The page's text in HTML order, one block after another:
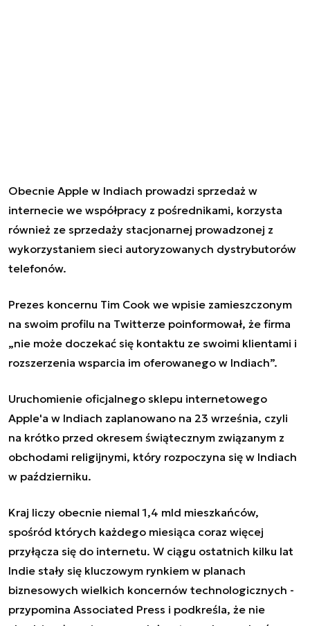
Obecnie Apple w Indiach prowadzi sprzedaż w
internecie we współpracy z pośrednikami, korzysta
również ze sprzedaży stacjonarnej prowadzonej z
wykorzystaniem sieci autoryzowanych dystrybutorów
telefonów.
Prezes koncernu Tim Cook we wpisie zamieszczonym
na swoim profilu na Twitterze poinformował, że firma
„nie może doczekać się kontaktu ze swoimi klientami i
rozszerzenia wsparcia im oferowanego w Indiach”.
Uruchomienie oficjalnego sklepu internetowego
Apple'a w Indiach zaplanowano na 23 września, czyli
na krótko przed okresem świątecznym związanym z
obchodami religijnymi, który rozpoczyna się w Indiach
w październiku.
Kraj liczy obecnie niemal 1,4 mld mieszkańców,
spośród których każdego miesiąca coraz więcej
przyłącza się do internetu. W ciągu ostatnich kilku lat
Indie stały się kluczowym rynkiem w planach
biznesowych wielkich koncernów technologicznych -
przypomina Associated Press i podkreśla, że nie